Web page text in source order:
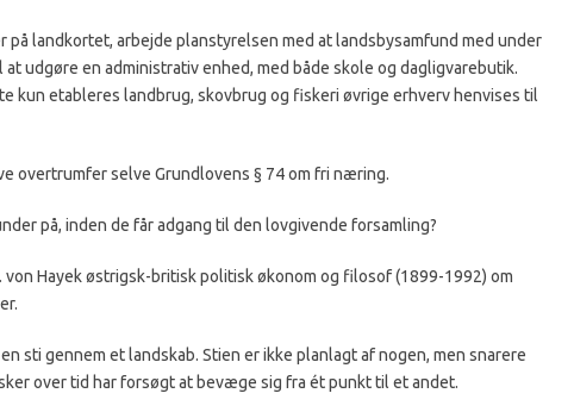
på landkortet, arbejde planstyrelsen med at landsbysamfund med under
udgøre en administrativ enhed, med både skole og dagligvarebutik.
kun etableres landbrug, skovbrug og fiskeri øvrige erhverv henvises til
overtrumfer selve Grundlovens § 74 om fri næring.
på, inden de får adgang til den lovgivende forsamling?
von Hayek østrigsk-britisk politisk økonom og filosof (1899-1992) om
sti gennem et landskab. Stien er ikke planlagt af nogen, men snarere
over tid har forsøgt at bevæge sig fra ét punkt til et andet.